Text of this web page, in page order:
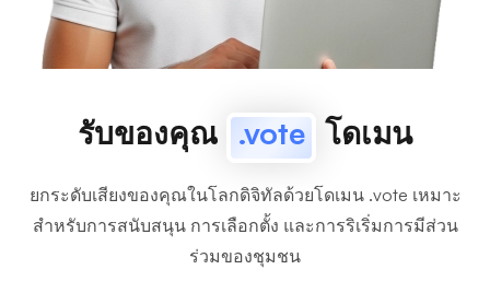
รับของคุณ .vote โดเมน
ยกระดับเสียงของคุณในโลกดิจิทัลด้วยโดเมน .vote เหมาะ
สำหรับการสนับสนุน การเลือกตั้ง และการริเริ่มการมีส่วน
ร่วมของชุมชน